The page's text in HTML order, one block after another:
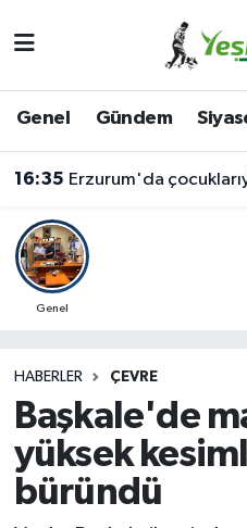
Genel Gündem
16:35 Erzurum'da çocuklarıyla balkona
Genel
HABERLER ÇEVRE
Başkale'de
yüksek
büründü
İğdir Namaz Vakitleri
Iğdır Trafik Yoğunluk
Süper Lig Puan
Son Dakika Haberleri
Haber Arşivi